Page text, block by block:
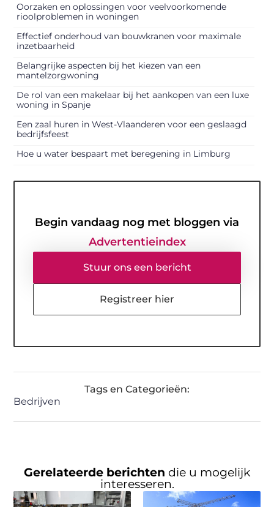
Oorzaken en oplossingen voor veelvoorkomende
rioolproblemen in woningen
Effectief onderhoud van bouwkranen voor maximale
inzetbaarheid
Belangrijke aspecten bij het kiezen van een
mantelzorgwoning
De rol van een makelaar bij het aankopen van een luxe
woning in Spanje
Een zaal huren in West-Vlaanderen voor een geslaagd
bedrijfsfeest
Hoe u water bespaart met beregening in Limburg
Begin vandaag nog met bloggen via
Advertentieindex
Stuur ons een bericht
Registreer hier
Tags en Categorieën:
Bedrijven
Gerelateerde berichten die u mogelijk
interesseren.